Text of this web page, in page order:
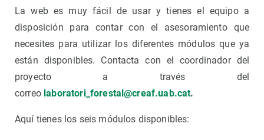
La web es muy fácil de usar y tienes el equipo a
disposición para contar con el asesoramiento que
necesites para utilizar los diferentes módulos que ya
están disponibles. Contacta con el coordinador del
proyecto a través del
correo laboratori_forestal@creaf.uab.cat.
Aquí tienes los seis módulos disponibles: